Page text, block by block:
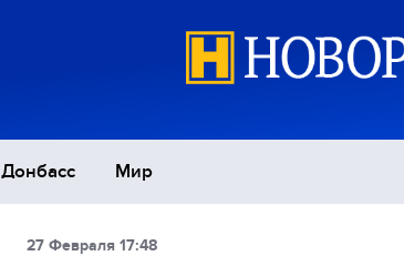
Донбасс Мир
27 Февраля 17:48